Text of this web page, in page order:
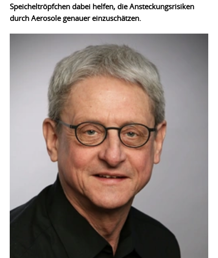
Speicheltröpfchen dabei helfen, die Ansteckungsrisiken
durch Aerosole genauer einzuschätzen.